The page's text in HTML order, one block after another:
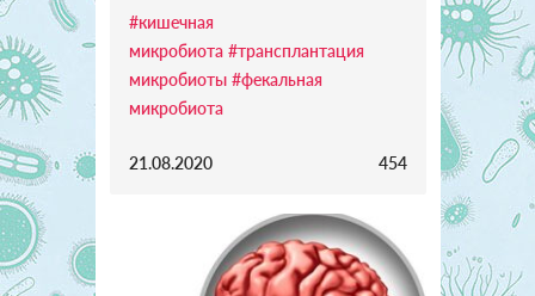
#кишечная
микробиота #трансплантация
микробиоты #фекальная
микробиота
21.08.2020 454